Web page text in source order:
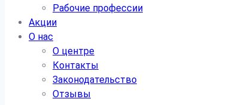
Рабочие профессии
Акции
О нас
О центре
Контакты
Законодательство
Отзывы